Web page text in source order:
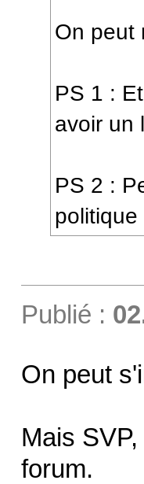
On peut
PS 1 :
avoir un
PS 2 :
politique
Publié :
On peut
Mais
forum.